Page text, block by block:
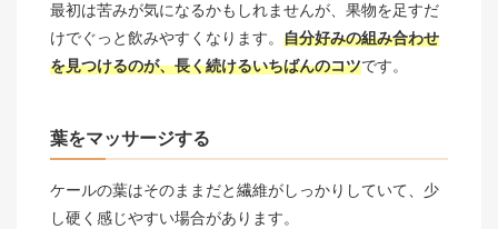
最初は苦みが気になるかもしれませんが、果物を足すだ
けでぐっと飲みやすくなります。 自分好みの組み合わせ
を見つけるのが、長く続けるいちばんのコツです。
葉をマッサージする
ケールの葉はそのままだと繊維がしっかりしていて、少
し硬く感じやすい場合があります。